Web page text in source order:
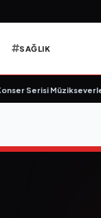
SAĞLIK
Serisi